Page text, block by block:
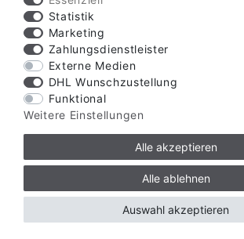
Verfügbare Zahlungsarten
Statistik
Marketing
Zahlungsdienstleister
Externe Medien
DHL Wunschzustellung
Funktional
Weitere Einstellungen
Alle akzeptieren
Alle ablehnen
Auswahl akzeptieren